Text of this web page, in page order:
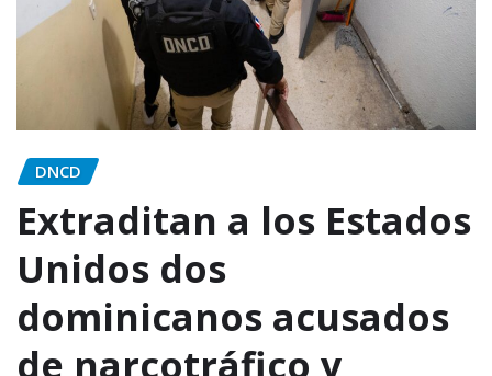
DNCD
Extraditan a los Estados
Unidos dos
dominicanos acusados
de narcotráfico y